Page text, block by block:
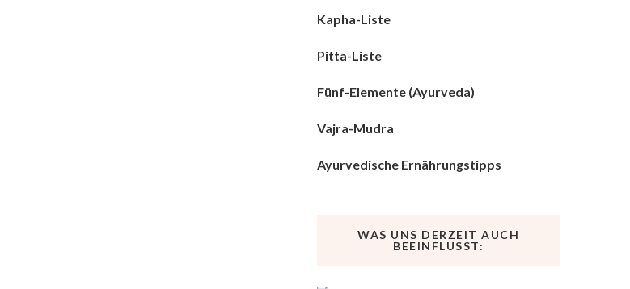
Kapha-Liste
Pitta-Liste
Fünf-Elemente (Ayurveda)
Vajra-Mudra
Ayurvedische Ernährungstipps
WAS UNS DERZEIT AUCH
BEEINFLUSST: